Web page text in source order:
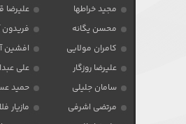
مجید خراطها
علیرضا
محسن یگانه
فریدون
کامران مولایی
افشین
علیرضا روزگار
علی
سامان جلیلی
حمید
مرتضی اشرفی
مازیار